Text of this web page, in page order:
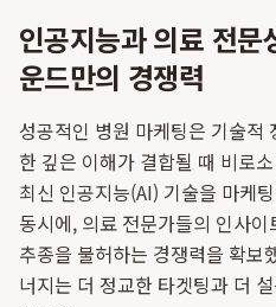
인공지능과 의료 전
운드만의 경쟁력
성공적인 병원 마케팅은 기술적
한 깊은 이해가 결합될 때 비로
최신 인공지능(AI) 기술을 마케
동시에, 의료 전문가들의 인사
추종을 불허하는 경쟁력을 확보
너지는 더 정교한 타겟팅과 더